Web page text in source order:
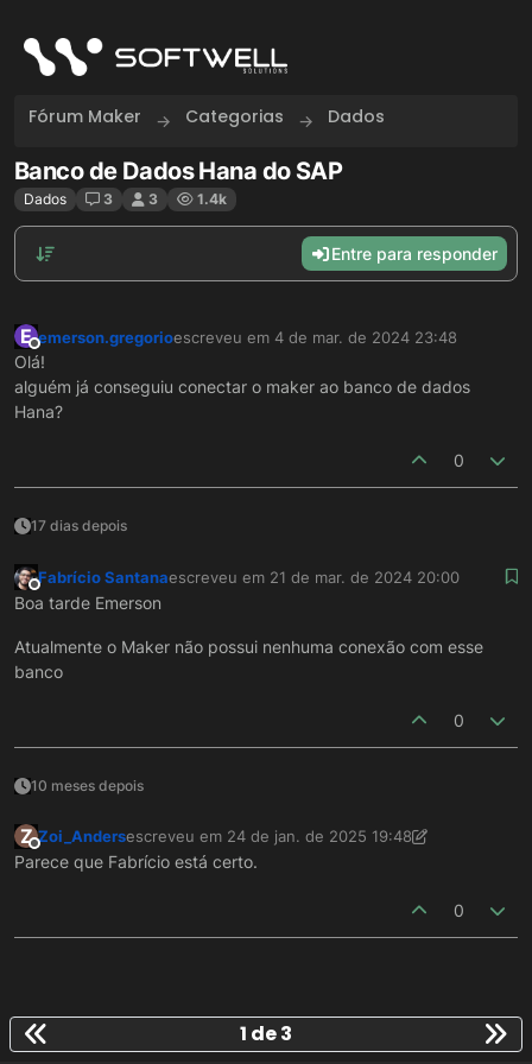
Fórum Maker Categorias Dados
Banco de Dados Hana do SAP
Dados 3 3 1.4k
Entre para responder
E
Offline
emerson.gregorioescreveu em 4 de mar. de 2024 23:48
última edição por
Olá!
alguém já conseguiu conectar o maker ao banco de dados
Hana?
0
17 dias depois
Offline
Fabrício Santanaescreveu em 21 de mar. de 2024 20:00
última edição por
Boa tarde Emerson
Atualmente o Maker não possui nenhuma conexão com esse
banco
0
10 meses depois
Z
Offline
Zoi_Andersescreveu em 24 de jan. de 2025 19:48
última edição por Zoi_Anders
Parece que Fabrício está certo.
0
1 de 3